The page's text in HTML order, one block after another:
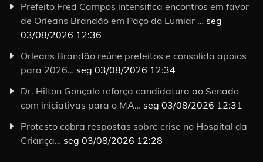
Prefeito Fred Campos intensifica encontros em favor
de Orleans Brandão em Paço do Lumiar … seg
03/08/2026 12:36
Orleans Brandão reúne prefeitos e consolida apoios
para 2026… seg 03/08/2026 12:34
Dr. Hilton Gonçalo reforça candidatura ao Senado
com iniciativas para o MA… seg 03/08/2026 12:31
Protesto cobra respostas sobre crise no Hospital da
Criança… seg 03/08/2026 12:28